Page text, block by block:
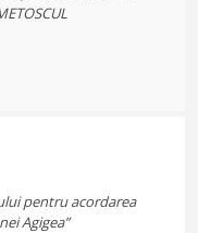
pentru acordarea
Agigea”